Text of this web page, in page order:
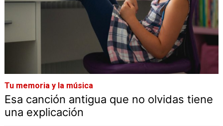
Tu memoria y la música
Esa canción antigua que no olvidas tiene
una explicación